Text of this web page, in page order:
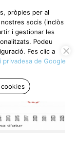
pròpies per al
socis (inclòs
i gestionar les
Podeu
Fes clic a
privadesa de Google